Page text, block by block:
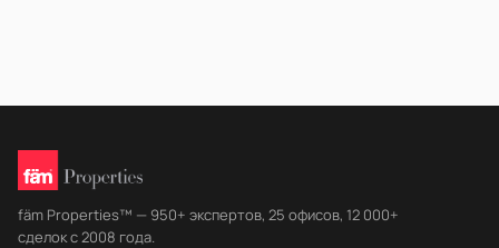
fäm Properties™ — 950+ экспертов, 25 офисов, 12 000+
сделок с 2008 года.